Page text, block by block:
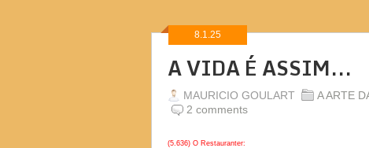
8.1.25
A VIDA É ASSIM...
MAURICIO GOULART A ARTE
2 comments
(5.636) O Restauranter: